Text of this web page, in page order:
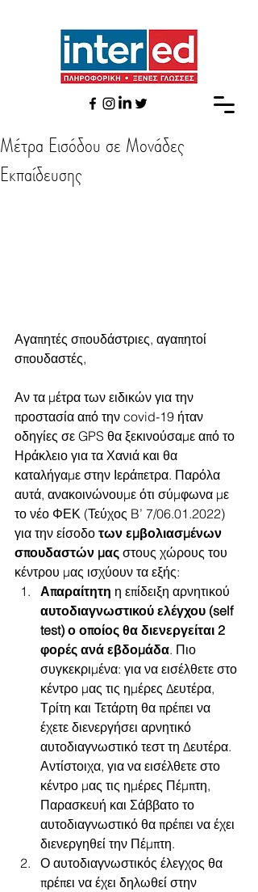
Μέτρα Εισόδου σε Μονάδες
Εκπαίδευσης
Αγαπητές σπουδάστριες, αγαπητοί
σπουδαστές,
Αν τα μέτρα των ειδικών για την
προστασία από την covid-19 ήταν
οδηγίες σε GPS θα ξεκινούσαμε από το
Ηράκλειο για τα Χανιά και θα
καταλήγαμε στην Ιεράπετρα. Παρόλα
αυτά, ανακοινώνουμε ότι σύμφωνα με
το νέο ΦΕΚ (Τεύχος B’ 7/06.01.2022)
για την είσοδο των εμβολιασμένων
σπουδαστών μας στους χώρους του
κέντρου μας ισχύουν τα εξής:
Απαραίτητη η επίδειξη αρνητικού
αυτοδιαγνωστικού ελέγχου (self
test) ο οποίος θα διενεργείται 2
φορές ανά εβδομάδα. Πιο
συγκεκριμένα: για να εισέλθετε στο
κέντρο μας τις ημέρες Δευτέρα,
Τρίτη και Τετάρτη θα πρέπει να
έχετε διενεργήσει αρνητικό
αυτοδιαγνωστικό τεστ τη Δευτέρα.
Αντίστοιχα, για να εισέλθετε στο
κέντρο μας τις ημέρες Πέμπτη,
Παρασκευή και Σάββατο το
αυτοδιαγνωστικό θα πρέπει να έχει
διενεργηθεί την Πέμπτη.
Ο αυτοδιαγνωστικός έλεγχος θα
πρέπει να έχει δηλωθεί στην